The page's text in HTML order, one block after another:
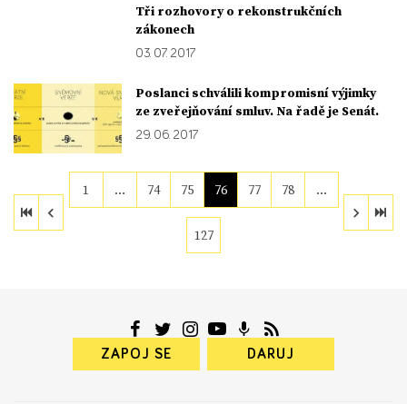
Tři rozhovory o rekonstrukčních
zákonech
03. 07. 2017
Poslanci schválili kompromisní výjimky
ze zveřejňování smluv. Na řadě je Senát.
29. 06. 2017
1 … 74 75 76 77 78 …
127
ZAPOJ SE DARUJ